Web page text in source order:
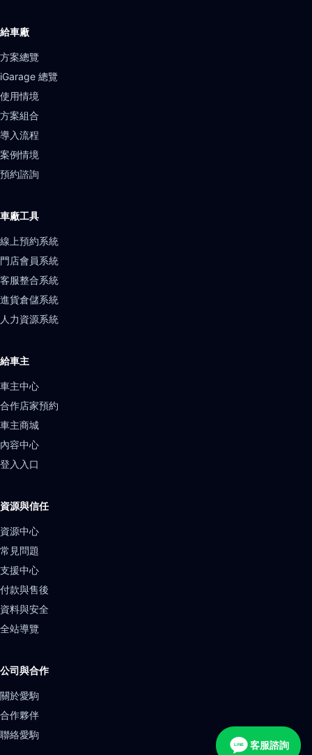
給車廠
方案總覽
iGarage 總覽
使用情境
方案組合
導入流程
案例情境
預約諮詢
車廠工具
線上預約系統
門店會員系統
客服整合系統
進貨倉儲系統
人力資源系統
給車主
車主中心
合作店家預約
車主商城
內容中心
登入入口
資源與信任
資源中心
常見問題
支援中心
付款與售後
資料與安全
全站導覽
公司與合作
關於愛駒
合作夥伴
聯絡愛駒
LINE 客服諮詢